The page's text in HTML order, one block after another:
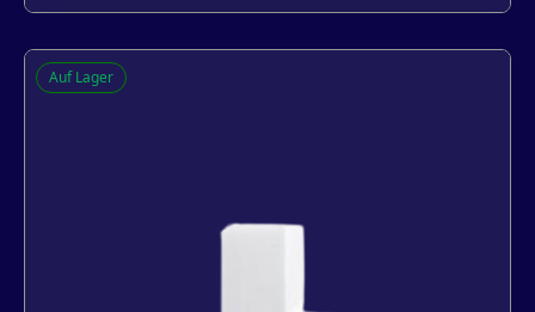
Q-lon vervangtafel voor Q-lon
Auf Lager